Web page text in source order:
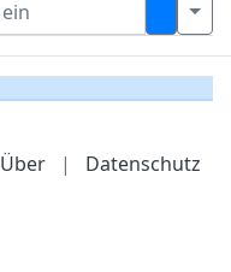
Über | Datenschutz